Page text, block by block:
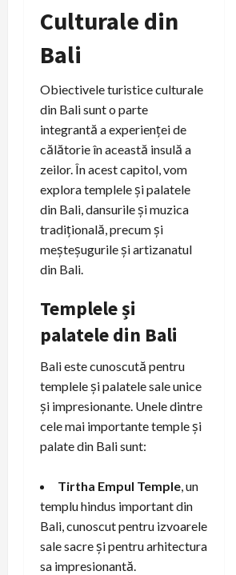
Culturale din
Bali
Obiectivele turistice culturale
din Bali sunt o parte
integrantă a experienței de
călătorie în această insulă a
zeilor. În acest capitol, vom
explora templele și palatele
din Bali, dansurile și muzica
tradițională, precum și
meșteșugurile și artizanatul
din Bali.
Templele și
palatele din Bali
Bali este cunoscută pentru
templele și palatele sale unice
și impresionante. Unele dintre
cele mai importante temple și
palate din Bali sunt:
Tirtha Empul Temple , un
templu hindus important din
Bali, cunoscut pentru izvoarele
sale sacre și pentru arhitectura
sa impresionantă.